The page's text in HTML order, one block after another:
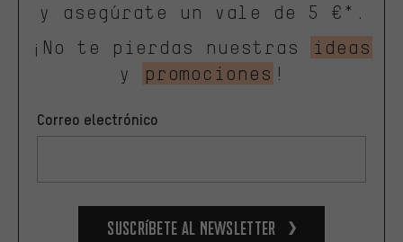
y asegúrate un vale de 5 €*.
¡No te pierdas nuestras
ideas
y
promociones !
Correo electrónico
Suscríbete al newsletter